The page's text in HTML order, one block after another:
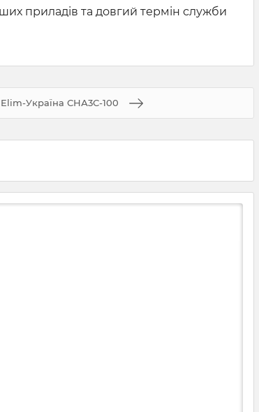
приладів та довгий термін служби
Elim-Україна СНА3С-100